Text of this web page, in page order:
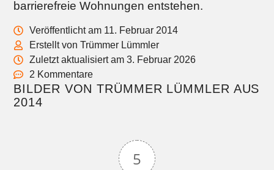
barrierefreie Wohnungen entstehen.
Veröffentlicht am 11. Februar 2014
Erstellt von Trümmer Lümmler
Zuletzt aktualisiert am 3. Februar 2026
2 Kommentare
BILDER VON TRÜMMER LÜMMLER AUS
2014
5